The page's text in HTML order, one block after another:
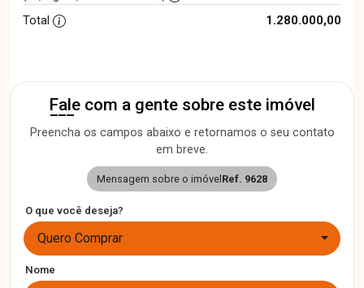
Total
1.280.000,00
Fale com a gente sobre este imóvel
Preencha os campos abaixo e retornamos o seu contato
em breve.
Mensagem sobre o imóvel Ref. 9628
O que você deseja?
Quero Comprar
Nome